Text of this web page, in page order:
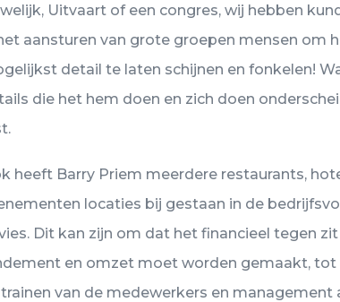
Uitvaart of een congres, wij hebben
aansturen van grote groepen mensen om
detail te laten schijnen en fonkelen!
die het hem doen en zich doen
heeft Barry Priem meerdere restaurants,
locaties bij gestaan in de
Dit kan zijn om dat het financieel tegen
en omzet moet worden gemaakt, tot
van de medewerkers en management